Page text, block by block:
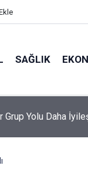
SAĞLIK
Grup Yolu Daha